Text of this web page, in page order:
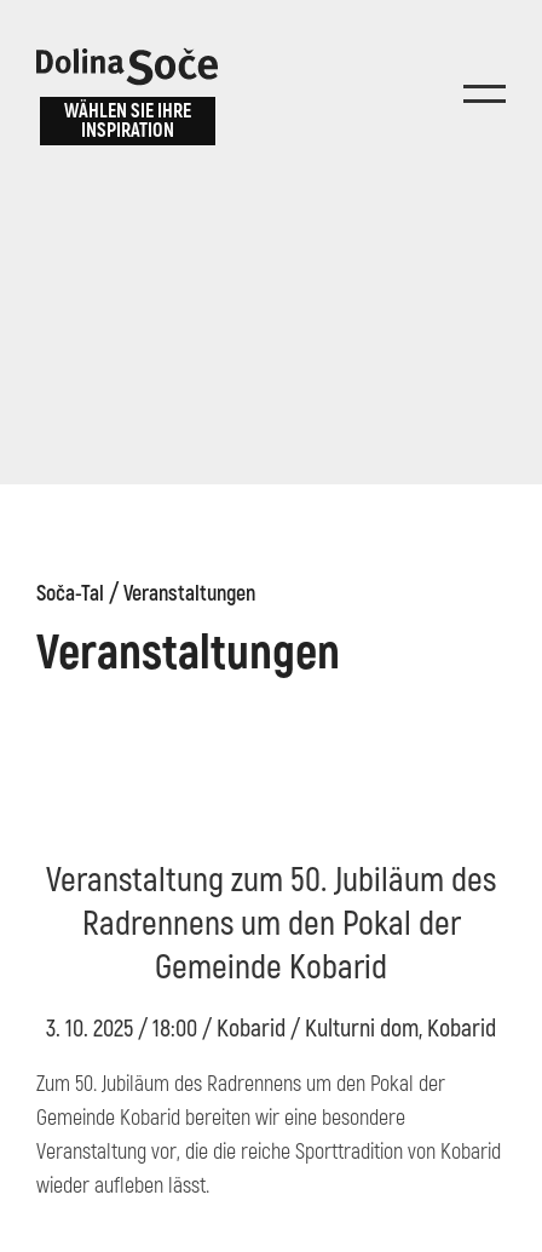
WÄHLEN SIE IHRE
INSPIRATION
Soča-Tal /Veranstaltungen
Veranstaltungen
Inspiration
finden
Kanin
Wählen Sie ein
Veranstaltung zum 50. Jubiläum des
Radrennens um den Pokal der
Gemeinde Kobarid
3. 10. 2025 / 18:00 / Kobarid / Kulturni dom, Kobarid
Zum 50. Jubiläum des Radrennens um den Pokal der
Gemeinde Kobarid bereiten wir eine besondere
Veranstaltung vor, die die reiche Sporttradition von Kobarid
wieder aufleben lässt.